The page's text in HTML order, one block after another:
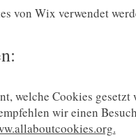
von Wix verwendet
welche Cookies gesetzt
wir einen Besuch